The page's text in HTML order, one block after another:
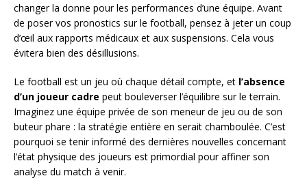
changer la donne pour les performances d’une équipe. Avant
de poser vos pronostics sur le football, pensez à jeter un coup
d’œil aux rapports médicaux et aux suspensions. Cela vous
évitera bien des désillusions.
Le football est un jeu où chaque détail compte, et l’absence
d’un joueur cadre peut bouleverser l’équilibre sur le terrain.
Imaginez une équipe privée de son meneur de jeu ou de son
buteur phare : la stratégie entière en serait chamboulée. C’est
pourquoi se tenir informé des dernières nouvelles concernant
l’état physique des joueurs est primordial pour affiner son
analyse du match à venir.